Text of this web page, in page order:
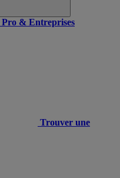
Pro & Entreprises
Trouver une